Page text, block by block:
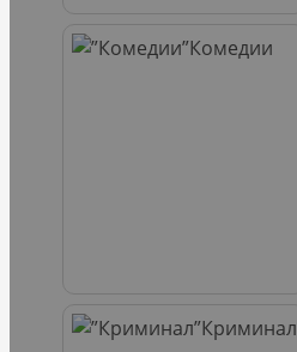
Комедии
Криминал